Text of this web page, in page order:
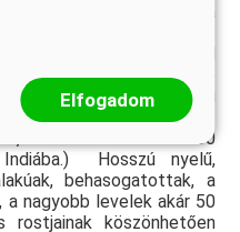
nevelő pálma. Õshazája
Európába 1830-
Philipp Franz von Siebold
volt az első
(Chusan) nevű kis kínai
sokat tett a kínai tea-
miután csaknem 20000
Hosszú nyelű,
behasogatottak, a
a nagyobb levelek akár 50
rostjainak köszönhetően
Elfogadom